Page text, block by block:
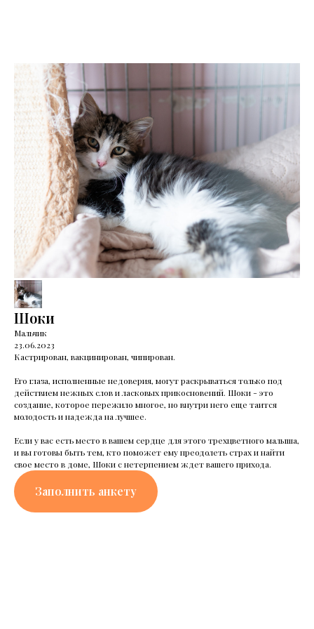
Шоки
Мальчик
23.06.2023
Кастрирован, вакцинирован, чипирован.
Его глаза, исполненные недоверия, могут раскрываться только под
действием нежных слов и ласковых прикосновений. Шоки - это
создание, которое пережило многое, но внутри него еще таится
молодость и надежда на лучшее.
Если у вас есть место в вашем сердце для этого трехцветного малыша,
и вы готовы быть тем, кто поможет ему преодолеть страх и найти
свое место в доме, Шоки с нетерпением ждет вашего прихода.
Заполнить анкету